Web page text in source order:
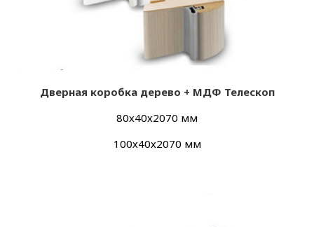
Дверная коробка дерево + МДФ Телескоп
80х40х2070 мм
100х40х2070 мм